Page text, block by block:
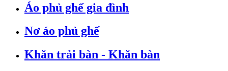
Áo phủ ghế gia đình
Nơ áo phủ ghế
Khăn trải bàn - Khăn bàn